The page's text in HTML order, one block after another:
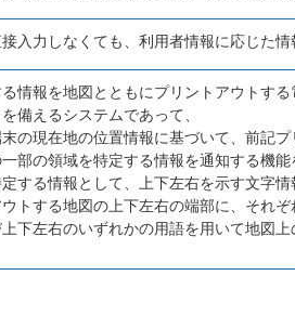
入力しなくても、利用者情報に応じた
情報を地図とともにプリントアウトする
備えるシステムであって、
の現在地の位置情報に基づいて、前記
部の領域を特定する情報を通知する機能
する情報として、上下左右を示す文字情
トする地図の上下左右の端部に、それ
下左右のいずれかの用語を用いて地図